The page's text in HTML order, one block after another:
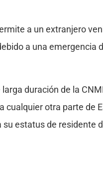
a un extranjero
a una emergencia
larga duración de la
cualquier otra parte de
estatus de residente